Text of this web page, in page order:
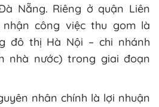
Nẵng. Riêng ở quận Liên
công việc thu gom là
đô thị Hà Nội – chi nhánh
nhà nước) trong giai đoạn
nhân chính là lợi nhuận